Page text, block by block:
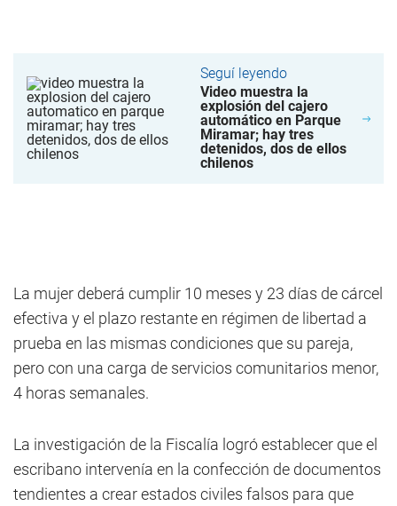
Seguí leyendo
Video muestra la
explosión del cajero
automático en Parque
Miramar; hay tres
detenidos, dos de ellos
chilenos
La mujer deberá cumplir 10 meses y 23 días de cárcel
efectiva y el plazo restante en régimen de libertad a
prueba en las mismas condiciones que su pareja,
pero con una carga de servicios comunitarios menor,
4 horas semanales.
La investigación de la Fiscalía logró establecer que el
escribano intervenía en la confección de documentos
tendientes a crear estados civiles falsos para que